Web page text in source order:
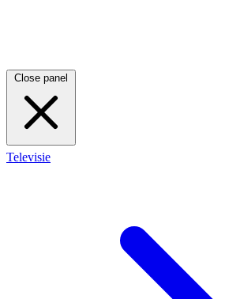
Close panel
Televisie